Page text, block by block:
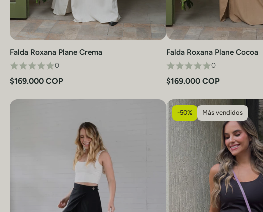
Vista rápida
Falda Roxana Plane Crema
0
$169.000 COP
Vista rápida
Falda Roxana Plane Cocoa
0
$169.000 COP
-50% Más vendidos